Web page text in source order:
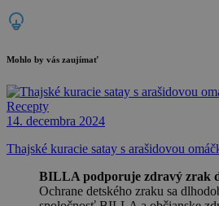
Mohlo by vás zaujímať
Recepty
14. decembra 2024
Thajské kuracie satay s arašidovou
BILLA podporuje zdravý zrak
Ochrane detského zraku sa